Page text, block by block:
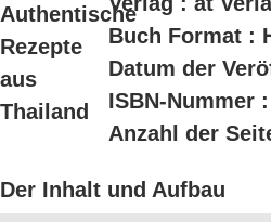
Buch Format :
Datum der
ISBN-Nummer :
Anzahl der
Der Inhalt und Aufbau